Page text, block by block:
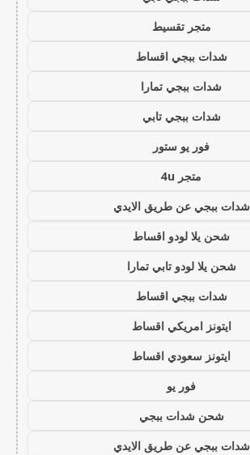
متجر تقسيط
شدات ببجي اقساط
شدات ببجي تمارا
شدات ببجي تابي
فور يو ستور
متجر 4u
شدات ببجي عن طريق الايدي
شحن يلا لودو اقساط
شحن يلا لودو تابي تمارا
شدات ببجي اقساط
ايتونز امريكي اقساط
ايتونز سعودي اقساط
فور يو
شحن شدات ببجي
شدات ببجي عن طريق الايدي